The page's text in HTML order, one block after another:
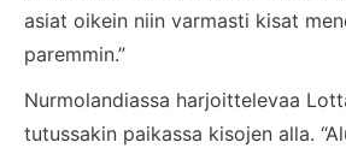
asiat oikein niin varmasti kisat
paremmin.”
Nurmolandiassa harjoittelevaa
tutussakin paikassa kisojen alla.